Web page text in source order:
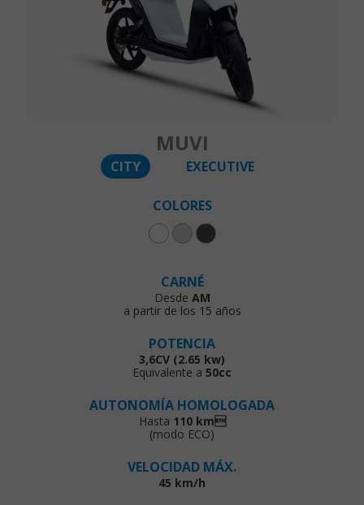
MUVI
CITY EXECUTIVE
COLORES
CARNÉ
Desde AM
a partir de los 15 años
POTENCIA
3,6CV (2.65 kw)
Equivalente a 50cc
AUTONOMÍA HOMOLOGADA
Hasta 110 km
(modo ECO)
VELOCIDAD MÁX.
45 km/h